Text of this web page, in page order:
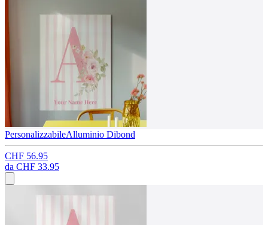
PersonalizzabileAlluminio Dibond
CHF 56.95
da CHF 33.95